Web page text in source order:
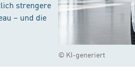
© KI-generiert
strengere
– und die